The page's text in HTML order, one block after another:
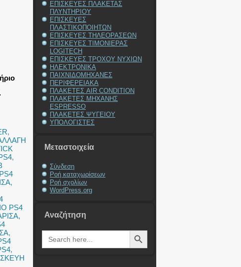
.
,
,
,
PS4
,
,
,
ΕΠΙΣΚΕΥΕΣ ΠΛΑΚΕΤΑΣ
ΠΛΥΝΤΗΡΙΟΥ
ΕΠΙΣΚΕΥΕΣ
ΠΛΑΣΤΙΚΟΠΟΙΗΤΩΝ
ΕΠΙΣΚΕΥΕΣ ΤΗΛΕΟΡΑΣΕΩΝ
ΕΠΙΣΚΕΥΕΣ ΤΙΜΟΝΙΕΡΑΣ
LOGITECH
ΕΠΙΣΚΕΥΕΣ ΤΡΟΧΟΥ ΝΥΧΙΩΝ
ΗΛΕΚΤΡΟΝΙΚΑ
ΠΑΙΧΝΙΔΟΜΗΧΑΝΕΣ
ΠΕΡΙΦΕΡΕΙΑΚΑ
ΠΛΑΚΕΤΕΣ AIR CONDITION
ΠΛΑΚΕΤΕΣ ΜΗΧΑΝΗΣ
ESPRESSO
ΠΛΑΚΕΤΕΣ ΨΥΓΕΙΟΥ
ΥΠΟΛΟΓΙΣΤΕΣ
Μεταστοιχεία
Σύνδεση
Ροή καταχωρίσεων
Ροή σχολίων
WordPress.org
Αναζήτηση
Search
for:
Search Button